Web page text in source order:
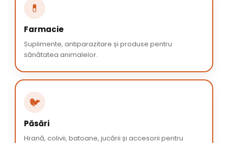
💊
Farmacie
Suplimente, antiparazitare și produse pentru
sănătatea animalelor.
🐦
Păsări
Hrană, colivii, batoane, jucării și accesorii pentru